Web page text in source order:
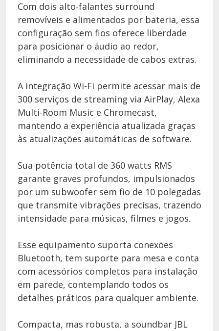
Com dois alto-falantes surround
removíveis e alimentados por bateria, essa
configuração sem fios oferece liberdade
para posicionar o áudio ao redor,
eliminando a necessidade de cabos extras.
A integração Wi-Fi permite acessar mais de
300 serviços de streaming via AirPlay, Alexa
Multi-Room Music e Chromecast,
mantendo a experiência atualizada graças
às atualizações automáticas de software.
Sua potência total de 360 watts RMS
garante graves profundos, impulsionados
por um subwoofer sem fio de 10 polegadas
que transmite vibrações precisas, trazendo
intensidade para músicas, filmes e jogos.
Esse equipamento suporta conexões
Bluetooth, tem suporte para mesa e conta
com acessórios completos para instalação
em parede, contemplando todos os
detalhes práticos para qualquer ambiente.
Compacta, mas robusta, a soundbar JBL